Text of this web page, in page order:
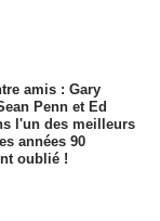
amis : Gary
Penn et Ed
l'un des meilleurs
années 90
oublié !